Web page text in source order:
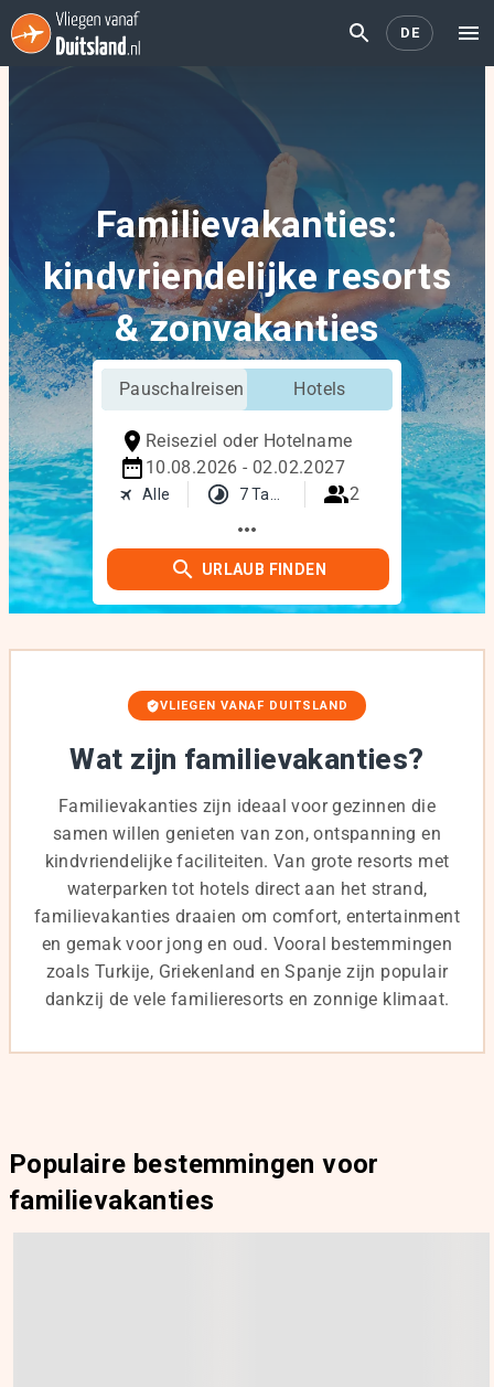
DE
Familievakanties:
kindvriendelijke resorts
& zonvakanties
Pauschalreisen Hotels
Reiseziel oder Hotelname
10.08.2026 - 02.02.2027
Alle 7 Tage 2
more_horiz
URLAUB FINDEN
VLIEGEN VANAF DUITSLAND
Wat zijn familievakanties?
Familievakanties zijn ideaal voor gezinnen die
samen willen genieten van zon, ontspanning en
kindvriendelijke faciliteiten. Van grote resorts met
waterparken tot hotels direct aan het strand,
familievakanties draaien om comfort, entertainment
en gemak voor jong en oud. Vooral bestemmingen
zoals Turkije, Griekenland en Spanje zijn populair
dankzij de vele familieresorts en zonnige klimaat.
Populaire bestemmingen voor
familievakanties